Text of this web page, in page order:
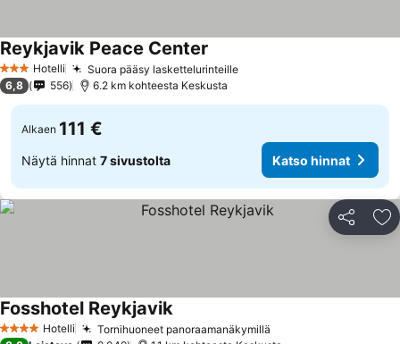
3 Tähtiluokitus
Hotelli Suora pääsy laskettelurinteille
Reykjavik Peace Center
6,8 556 6.2 km kohteesta Keskusta
Alkaen 111 €
Näytä hinnat 7 sivustolta Katso hinnat
Jaa
4 Tähtiluokitus
Hotelli Tornihuoneet panoraamanäkymillä
Fosshotel Reykjavik